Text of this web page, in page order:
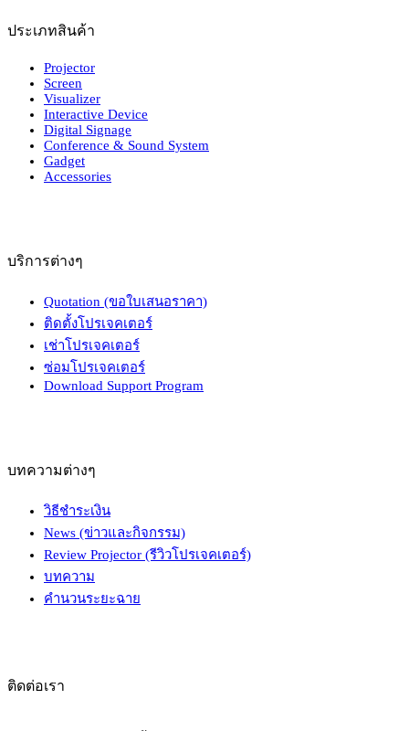
ประเภทสินค้า
Projector
Screen
Visualizer
Interactive Device
Digital Signage
Conference & Sound System
Gadget
Accessories
บริการต่างๆ
Quotation (ขอใบเสนอราคา)
ติดตั้งโปรเจคเตอร์
เช่าโปรเจคเตอร์
ซ่อมโปรเจคเตอร์
Download Support Program
บทความต่างๆ
วิธีชำระเงิน
News (ข่าวและกิจกรรม)
Review Projector (รีวิวโปรเจคเตอร์)
บทความ
คำนวนระยะฉาย
ติดต่อเรา